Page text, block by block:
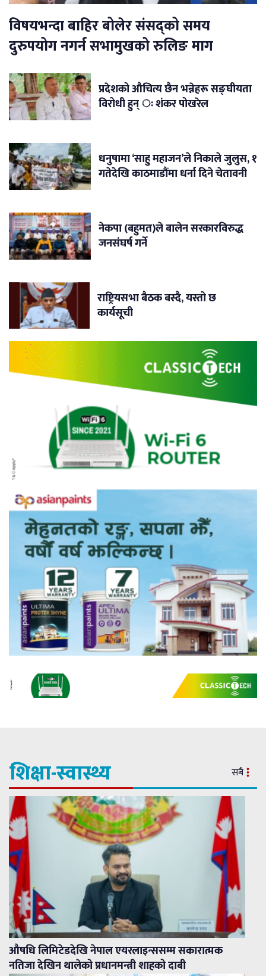
विषयभन्दा बाहिर बोलेर संसद्को समय
दुरुपयोग नगर्न सभामुखको रुलिङ माग
प्रदेशको औचित्य छैन भन्नेहरू सङ्घीयता
विरोधी हुन् ः शंकर पोखरेल
धनुषामा ‘साहु महाजन’ले निकाले जुलुस, १
गतेदेखि काठमाडौंमा धर्ना दिने चेतावनी
नेकपा (बहुमत)ले बालेन सरकारविरुद्ध
जनसंघर्ष गर्ने
राष्ट्रियसभा बैठक बस्दै, यस्तो छ
कार्यसूची
शिक्षा-स्वास्थ्य सबै
औषधि लिमिटेडदेखि नेपाल एयरलाइन्ससम्म सकारात्मक
नतिजा देखिन थालेको प्रधानमन्त्री शाहको दाबी